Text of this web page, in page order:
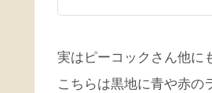
実はピーコックさん他に
こちらは黒地に青や赤の